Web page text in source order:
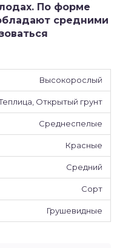
По форме
средними
Высокорослый
Открытый грунт
Среднеспелые
Красные
Средний
Сорт
Грушевидные